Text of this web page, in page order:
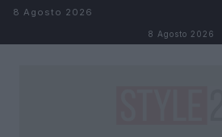
Salta al contenuto
8 Agosto 2026
8 Agosto 2026